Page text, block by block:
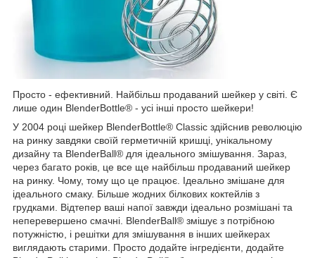
Просто - ефективний. Найбільш продаваний шейкер у світі. Є
лише один BlenderBottle® - усі інші просто шейкери!
У 2004 році шейкер BlenderBottle® Classic здійснив революцію
на ринку завдяки своїй герметичній кришці, унікальному
дизайну та BlenderBall® для ідеального змішування. Зараз,
через багато років, це все ще найбільш продаваний шейкер
на ринку. Чому, тому що це працює. Ідеально змішане для
ідеального смаку. Більше жодних білкових коктейлів з
грудками. Відтепер ваші напої завжди ідеально розмішані та
неперевершено смачні. BlenderBall® змішує з потрібною
потужністю, і решітки для змішування в інших шейкерах
виглядають старими. Просто додайте інгредієнти, додайте